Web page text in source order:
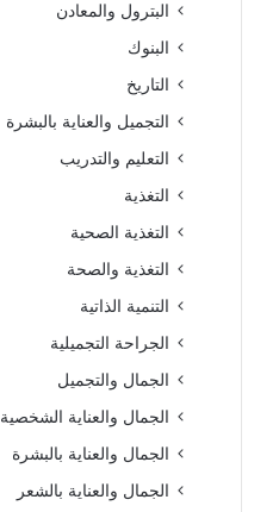
البترول والمعادن
البنوك
التاريخ
التجميل والعناية بالبشرة
التعليم والتدريب
التغذية
التغذية الصحية
التغذية والصحة
التنمية الذاتية
الجراحة التجميلية
الجمال والتجميل
الجمال والعناية الشخصية
الجمال والعناية بالبشرة
الجمال والعناية بالشعر